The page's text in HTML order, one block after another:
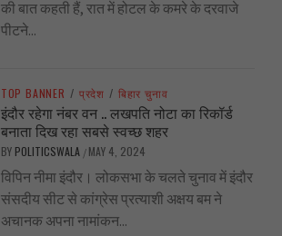
की बात कहती हैं, रात में होटल के कमरे के दरवाजे
पीटने...
TOP BANNER / प्रदेश / बिहार चुनाव
इंदौर रहेगा नंबर वन .. लखपति नोटा का रिकॉर्ड
बनाता दिख रहा सबसे स्वच्छ शहर
BY POLITICSWALA / MAY 4, 2024
विपिन नीमा इंदौर। लोकसभा के चलते चुनाव में इंदौर
संसदीय सीट से कांग्रेस प्रत्याशी अक्षय बम ने
अचानक अपना नामांकन...